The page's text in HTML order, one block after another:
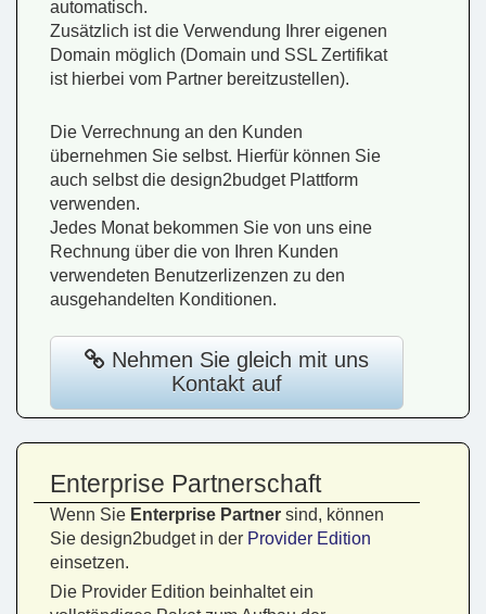
automatisch.
Zusätzlich ist die Verwendung Ihrer eigenen
Domain möglich (Domain und SSL Zertifikat
ist hierbei vom Partner bereitzustellen).
Die Verrechnung an den Kunden
übernehmen Sie selbst. Hierfür können Sie
auch selbst die design2budget Plattform
verwenden.
Jedes Monat bekommen Sie von uns eine
Rechnung über die von Ihren Kunden
verwendeten Benutzerlizenzen zu den
ausgehandelten Konditionen.
Kontakt auf
Enterprise Partnerschaft
Wenn Sie Enterprise Partner sind, können
Sie design2budget in der Provider Edition
einsetzen.
Die Provider Edition beinhaltet ein